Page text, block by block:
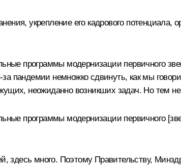
укрепление его кадрового
программы модернизации первичного
немножко сдвинуть, как мы
неожиданно возникших задач. Но тем
программы модернизации первичного
много. Поэтому Правительству,